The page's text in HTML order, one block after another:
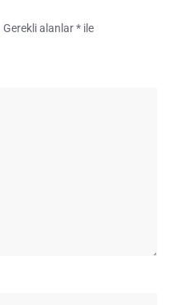
Gerekli alanlar* ile